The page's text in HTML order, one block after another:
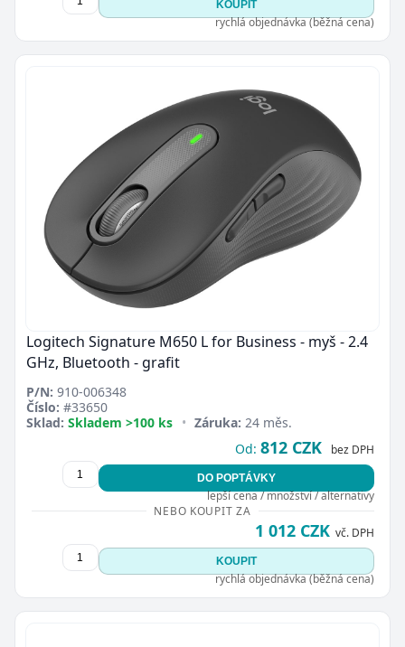
KOUPIT
rychlá objednávka (běžná cena)
Logitech Signature M650 L for Business - myš - 2.4
GHz, Bluetooth - grafit
P/N: 910-006348
Číslo: #33650
Sklad: Skladem >100 ks • Záruka: 24 měs.
Od: 812 CZK bez DPH
DO POPTÁVKY
lepší cena / množství / alternativy
NEBO KOUPIT ZA
1 012 CZK vč. DPH
KOUPIT
rychlá objednávka (běžná cena)